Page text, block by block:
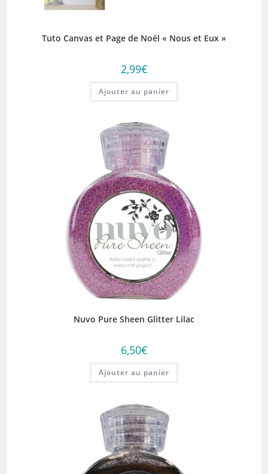
Tuto Canvas et Page de Noël « Nous et Eux »
2,99€
Ajouter au panier
Nuvo Pure Sheen Glitter Lilac
6,50€
Ajouter au panier